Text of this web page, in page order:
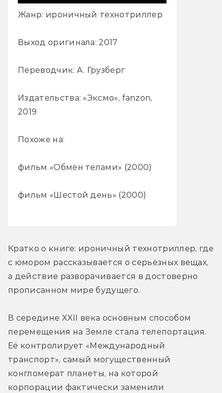
Жанр: ироничный технотриллер
Выход оригинала: 2017
Переводчик: А. Грузберг
Издательства: «Эксмо», fanzon,
2019
Похоже на:
фильм «Обмен телами» (2000)
фильм «Шестой день» (2000)
Кратко о книге: ироничный технотриллер, где
с юмором рассказывается о серьёзных вещах,
а действие разворачивается в достоверно
прописанном мире будущего.
В середине XXII века основным способом
перемещения на Земле стала телепортация.
Её контролирует «Международный
транспорт», самый могущественный
конгломерат планеты, на которой
корпорации фактически заменили